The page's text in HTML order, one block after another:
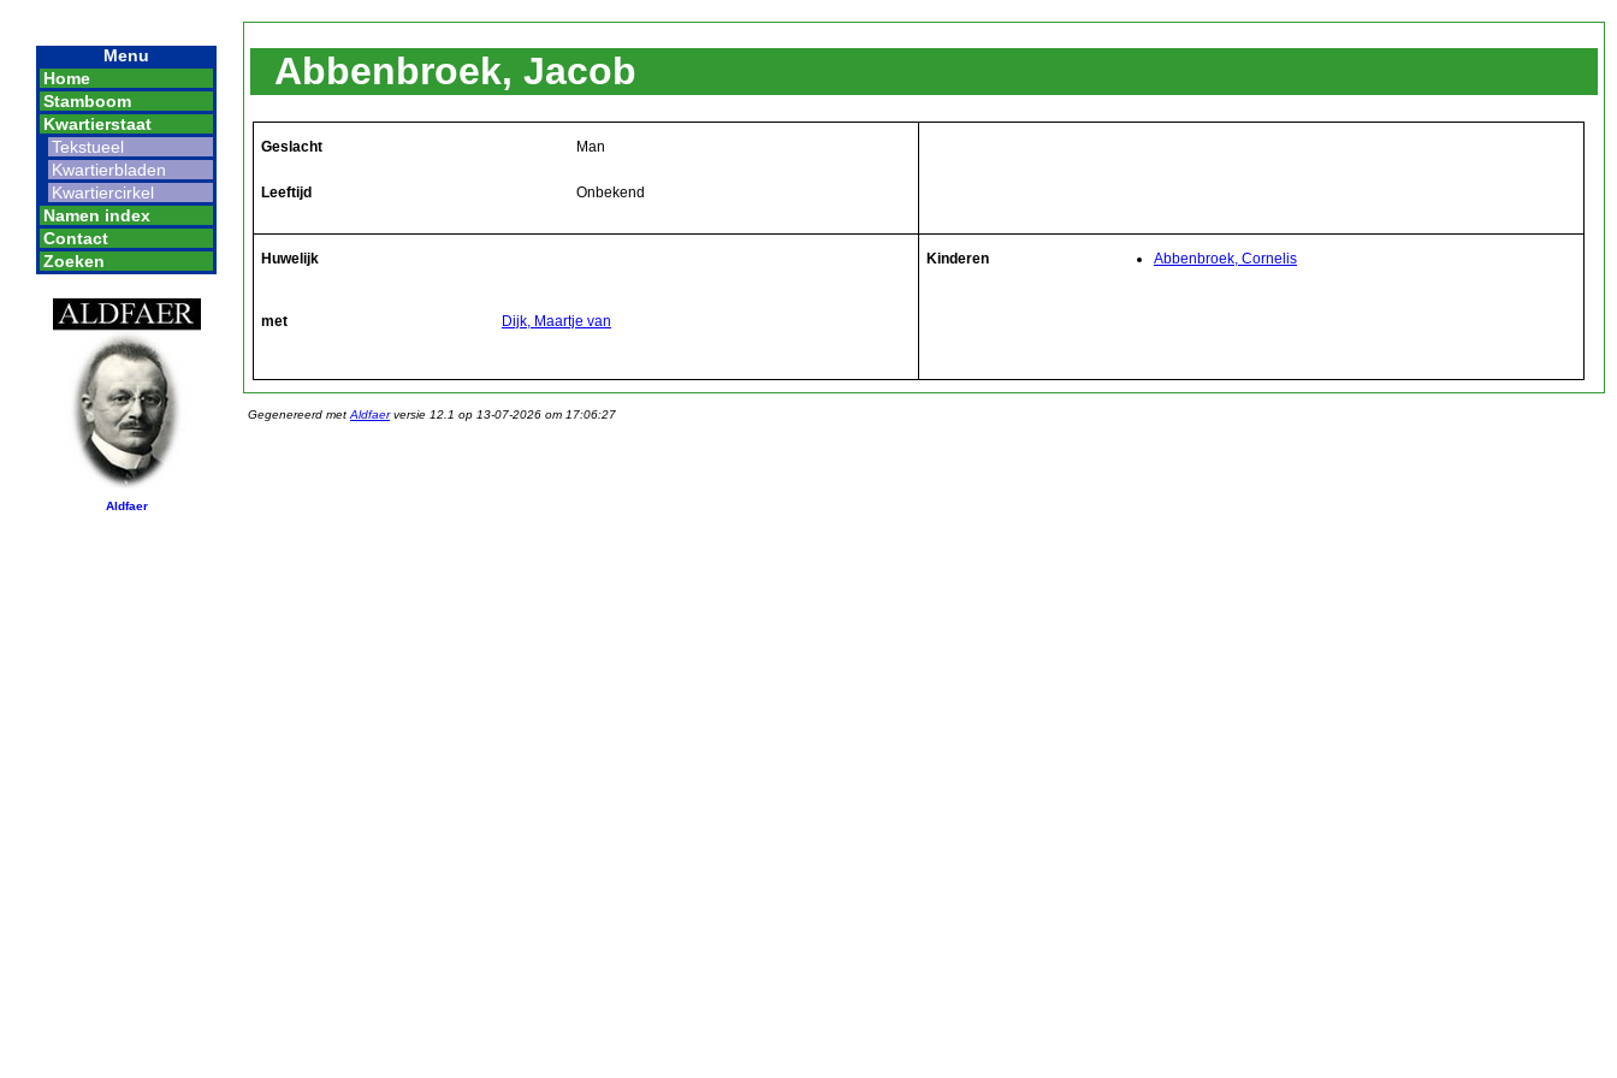
Menu
Home
Stamboom
Kwartierstaat
Tekstueel
Kwartierbladen
Kwartiercirkel
Namen index
Contact
Zoeken
Aldfaer
Abbenbroek, Jacob
Geslacht Man
Leeftijd Onbekend
Huwelijk
met Dijk, Maartje van
Kinderen Abbenbroek, Cornelis
Gegenereerd met Aldfaerversie 12.1 op 13-07-2026 om 17:06:27